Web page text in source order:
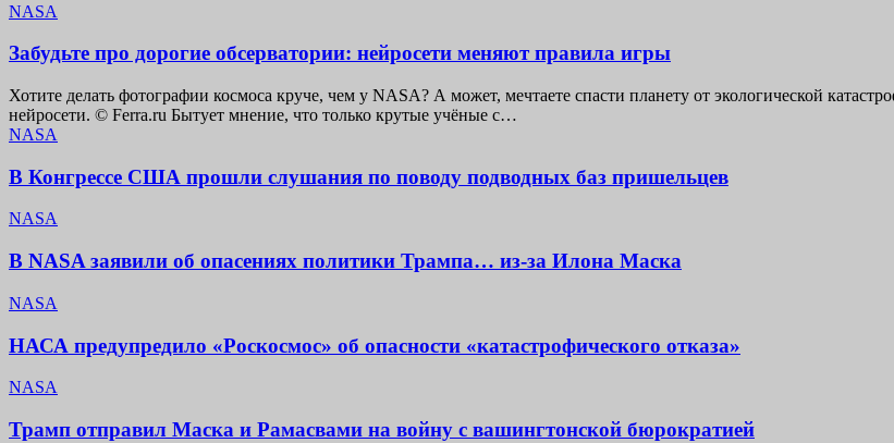
NASA
Забудьте про дорогие обсерватории: нейросети меняют правила игры
Хотите делать фотографии космоса круче, чем у NASA? А может, мечтаете спасти планету от экологической
нейросети. © Ferra.ru Бытует мнение, что только крутые учёные с…
NASA
В Конгрессе США прошли слушания по поводу подводных баз пришельцев
NASA
В NASA заявили об опасениях политики Трампа… из-за Илона Маска
NASA
НАСА предупредило «Роскосмос» об опасности «катастрофического отказа»
NASA
Трамп отправил Маска и Рамасвами на войну с вашингтонской бюрократией